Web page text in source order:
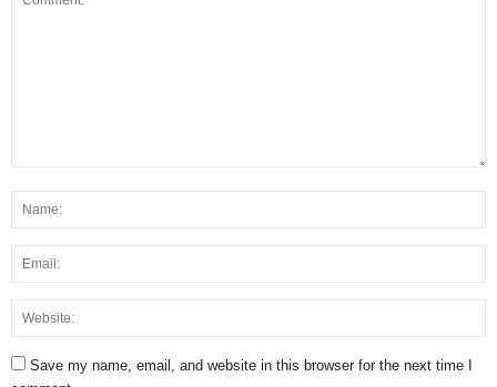
Save my name, email, and website in this browser for the next time I